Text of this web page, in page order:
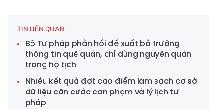
TIN LIÊN QUAN
Bộ Tư pháp phản hồi đề xuất bỏ trường
thông tin quê quán, chỉ dùng nguyên quán
trong hộ tịch
Nhiều kết quả đợt cao điểm làm sạch cơ sở
dữ liệu căn cước can phạm và lý lịch tư
pháp